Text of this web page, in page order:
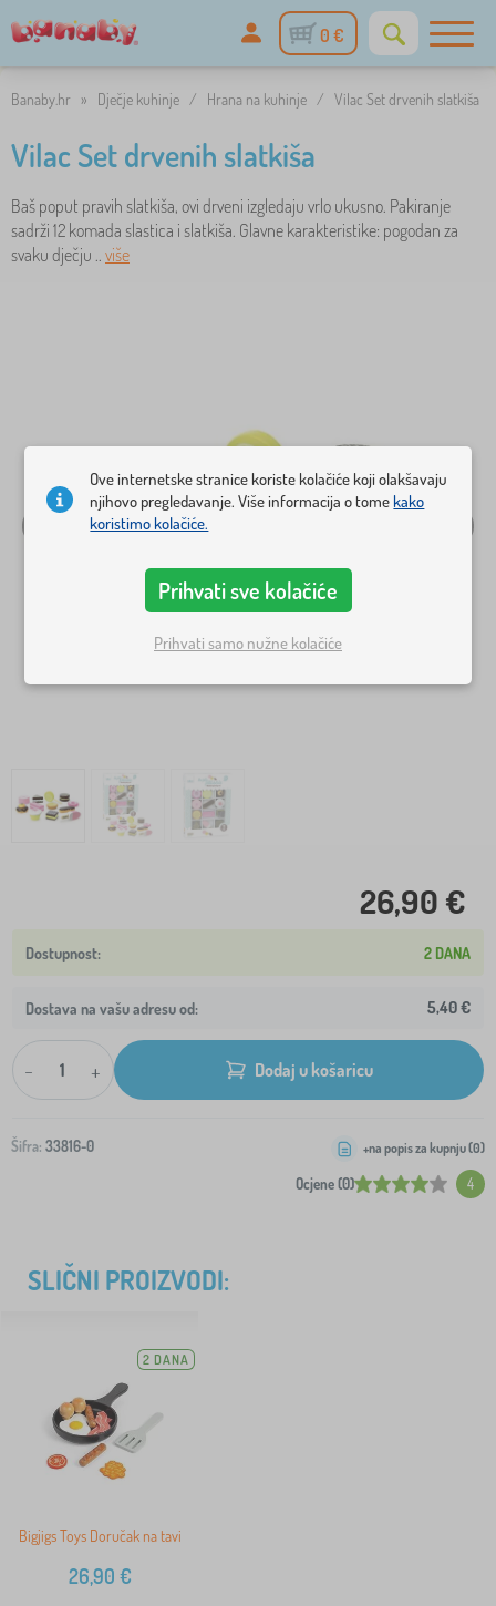
0 €
Banaby.hr » Dječje kuhinje / Hrana na kuhinje / Vilac Set drvenih slatkiša
Vilac Set drvenih slatkiša
Baš poput pravih slatkiša, ovi drveni izgledaju vrlo ukusno. Pakiranje
sadrži 12 komada slastica i slatkiša. Glavne karakteristike: pogodan za
svaku dječju .. više
26,90 €
2 DANA
Dostava na vašu adresu od: 5,40 €
- + Dodaj u košaricu
Šifra: 33816-0
Ocjene (0) 4
+na popis za kupnju (0)
SLIČNI PROIZVODI:
2 DANA
Bigjigs Toys Doručak na tavi
26,90 €
Ove internetske stranice koriste kolačiće koji olakšavaju
njihovo pregledavanje. Više informacija o tomekako
koristimo kolačiće.
Prihvati sve kolačiće
Prihvati samo nužne kolačiće